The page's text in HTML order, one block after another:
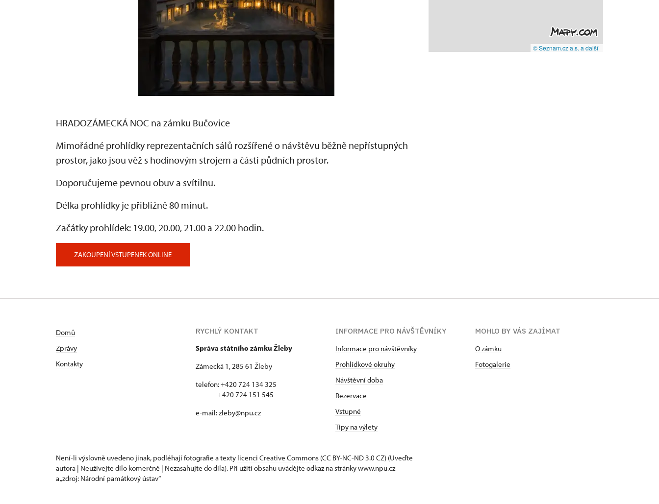
HRADOZÁMECKÁ NOC na zámku Bučovice
Mimořádné prohlídky reprezentačních sálů rozšířené o návštěvu běžně nepřístupných
prostor, jako jsou věž s hodinovým strojem a části půdních prostor.
Doporučujeme pevnou obuv a svítilnu.
Délka prohlídky je přibližně 80 minut.
Začátky prohlídek: 19.00, 20.00, 21.00 a 22.00 hodin.
ZAKOUPENÍ VSTUPENEK ONLINE
© Seznam.cz a.s. a další
Domů
Zprávy
Kontakty
RYCHLÝ KONTAKT
Správa státního zámku Žleby
Zámecká 1, 285 61 Žleby
telefon: +420 724 134 325
+420 724 151 545
e-mail:zleby@npu.cz
INFORMACE PRO NÁVŠTĚVNÍKY
Informace pro návštěvníky
Prohlídkové okruhy
Návštěvní doba
Rezervace
Vstupné
Tipy na výlety
MOHLO BY VÁS ZAJÍMAT
O zámku
Fotogalerie
Není-li výslovně uvedeno jinak, podléhají fotografie a texty licenci Creative Commons (CC BY-NC-ND 3.0 CZ) (Uveďte
autora | Neužívejte dílo komerčně | Nezasahujte do díla). Při užití obsahu uvádějte odkaz na stránky www.npu.cz
a „zdroj: Národní památkový ústav“